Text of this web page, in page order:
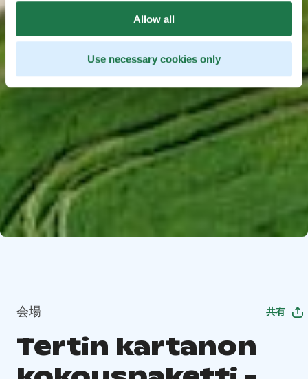
Allow all
Use necessary cookies only
会場 共有
Tertin kartanon